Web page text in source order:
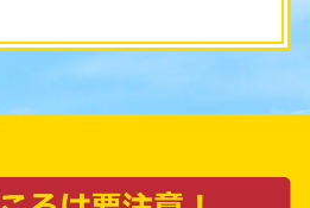
な鳩よけ対策を提案しま
しており、どのような状況
ン、工場、倉庫、公共施